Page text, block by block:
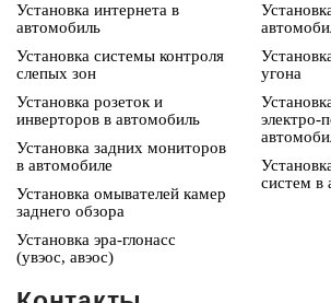
Установка интернета в
автомобиль
Установка системы контроля
слепых зон
Установка розеток и
инверторов в автомобиль
Установка задних мониторов
в автомобиле
Установка омывателей камер
заднего обзора
Установка эра-глонасс
(увэос, авэос)
угона
электро-
систем в